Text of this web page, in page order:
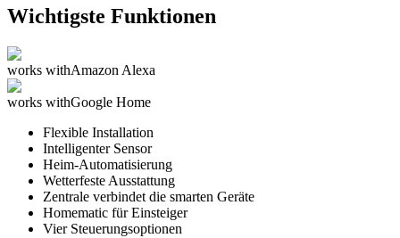
Wichtigste Funktionen
works withAmazon Alexa
works withGoogle Home
Flexible Installation
Intelligenter Sensor
Heim-Automatisierung
Wetterfeste Ausstattung
Zentrale verbindet die smarten Geräte
Homematic für Einsteiger
Vier Steuerungsoptionen